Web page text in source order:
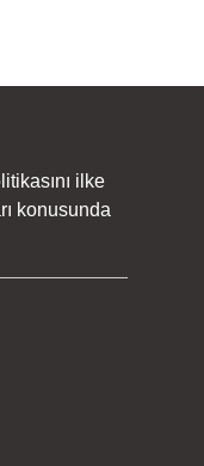
ilke
konusunda